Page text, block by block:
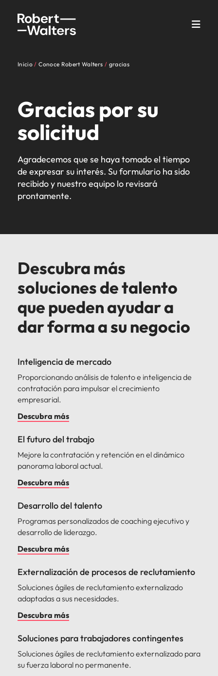
Inicio Conoce Robert Walters gracias
Gracias por su
solicitud
Agradecemos que se haya tomado el tiempo
de expresar su interés. Su formulario ha sido
recibido y nuestro equipo lo revisará
prontamente.
Descubra más
soluciones de talento
que pueden ayudar a
dar forma a su negocio
Inteligencia de mercado
Proporcionando análisis de talento e inteligencia de
contratación para impulsar el crecimiento
empresarial.
Descubra más
El futuro del trabajo
Mejore la contratación y retención en el dinámico
panorama laboral actual.
Descubra más
Desarrollo del talento
Programas personalizados de coaching ejecutivo y
desarrollo de liderazgo.
Descubra más
Externalización de procesos de reclutamiento
Soluciones ágiles de reclutamiento externalizado
adaptadas a sus necesidades.
Descubra más
Soluciones para trabajadores contingentes
Soluciones ágiles de reclutamiento externalizado para
su fuerza laboral no permanente.